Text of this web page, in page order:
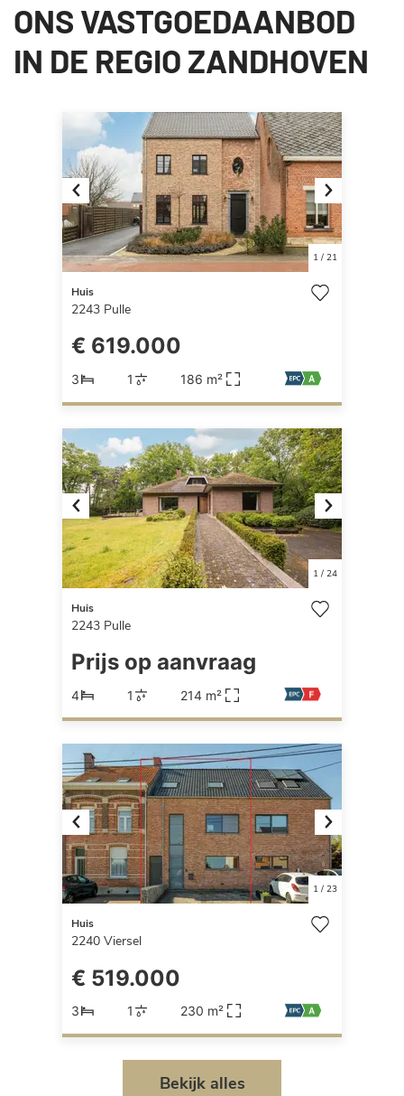
ONS VASTGOEDAANBOD
IN DE REGIO ZANDHOVEN
Previous Next
1/ 21
Huis
2243 Pulle
€ 619.000
3 1 186 m²
Previous Next
1/ 24
Huis
2243 Pulle
Prijs op aanvraag
4 1 214 m²
Previous Next
1/ 23
Huis
2240 Viersel
€ 519.000
3 1 230 m²
Bekijk alles